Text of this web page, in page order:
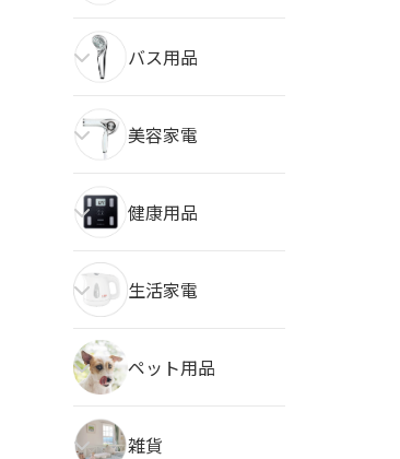
バス用品
美容家電
健康用品
生活家電
ペット用品
雑貨